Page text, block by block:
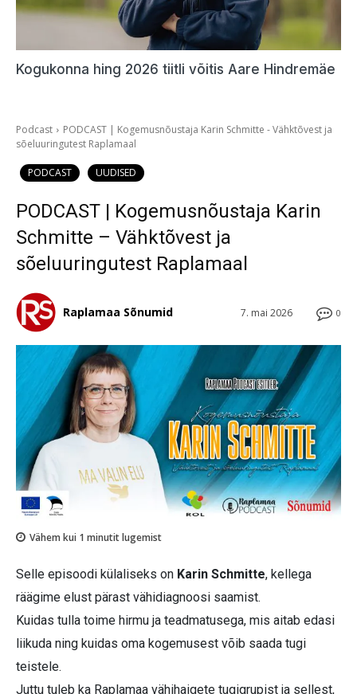
Kogukonna hing 2026 tiitli võitis Aare Hindremäe